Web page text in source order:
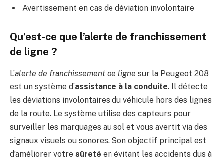
Avertissement en cas de déviation involontaire
Qu’est-ce que l’alerte de franchissement
de ligne ?
L’alerte de franchissement de ligne sur la Peugeot 208
est un système d’assistance à la conduite. Il détecte
les déviations involontaires du véhicule hors des lignes
de la route. Le système utilise des capteurs pour
surveiller les marquages au sol et vous avertit via des
signaux visuels ou sonores. Son objectif principal est
d’améliorer votre sûreté en évitant les accidents dus à